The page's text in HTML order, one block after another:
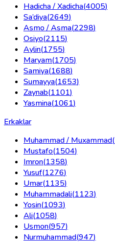
Hadicha / Xadicha(4005)
Sa’diya(2649)
Asmo / Asma(2298)
Osiyo(2115)
Aylin(1755)
Maryam(1705)
Samiya(1688)
Sumayya(1653)
Zaynab(1101)
Yasmina(1061)
Erkaklar
Muhammad / Muxammad(
Mustafo(1504)
Imron(1358)
Yusuf(1276)
Umar(1135)
Muhammadali(1123)
Yosin(1093)
Ali(1058)
Usmon(957)
Nurmuhammad(947)